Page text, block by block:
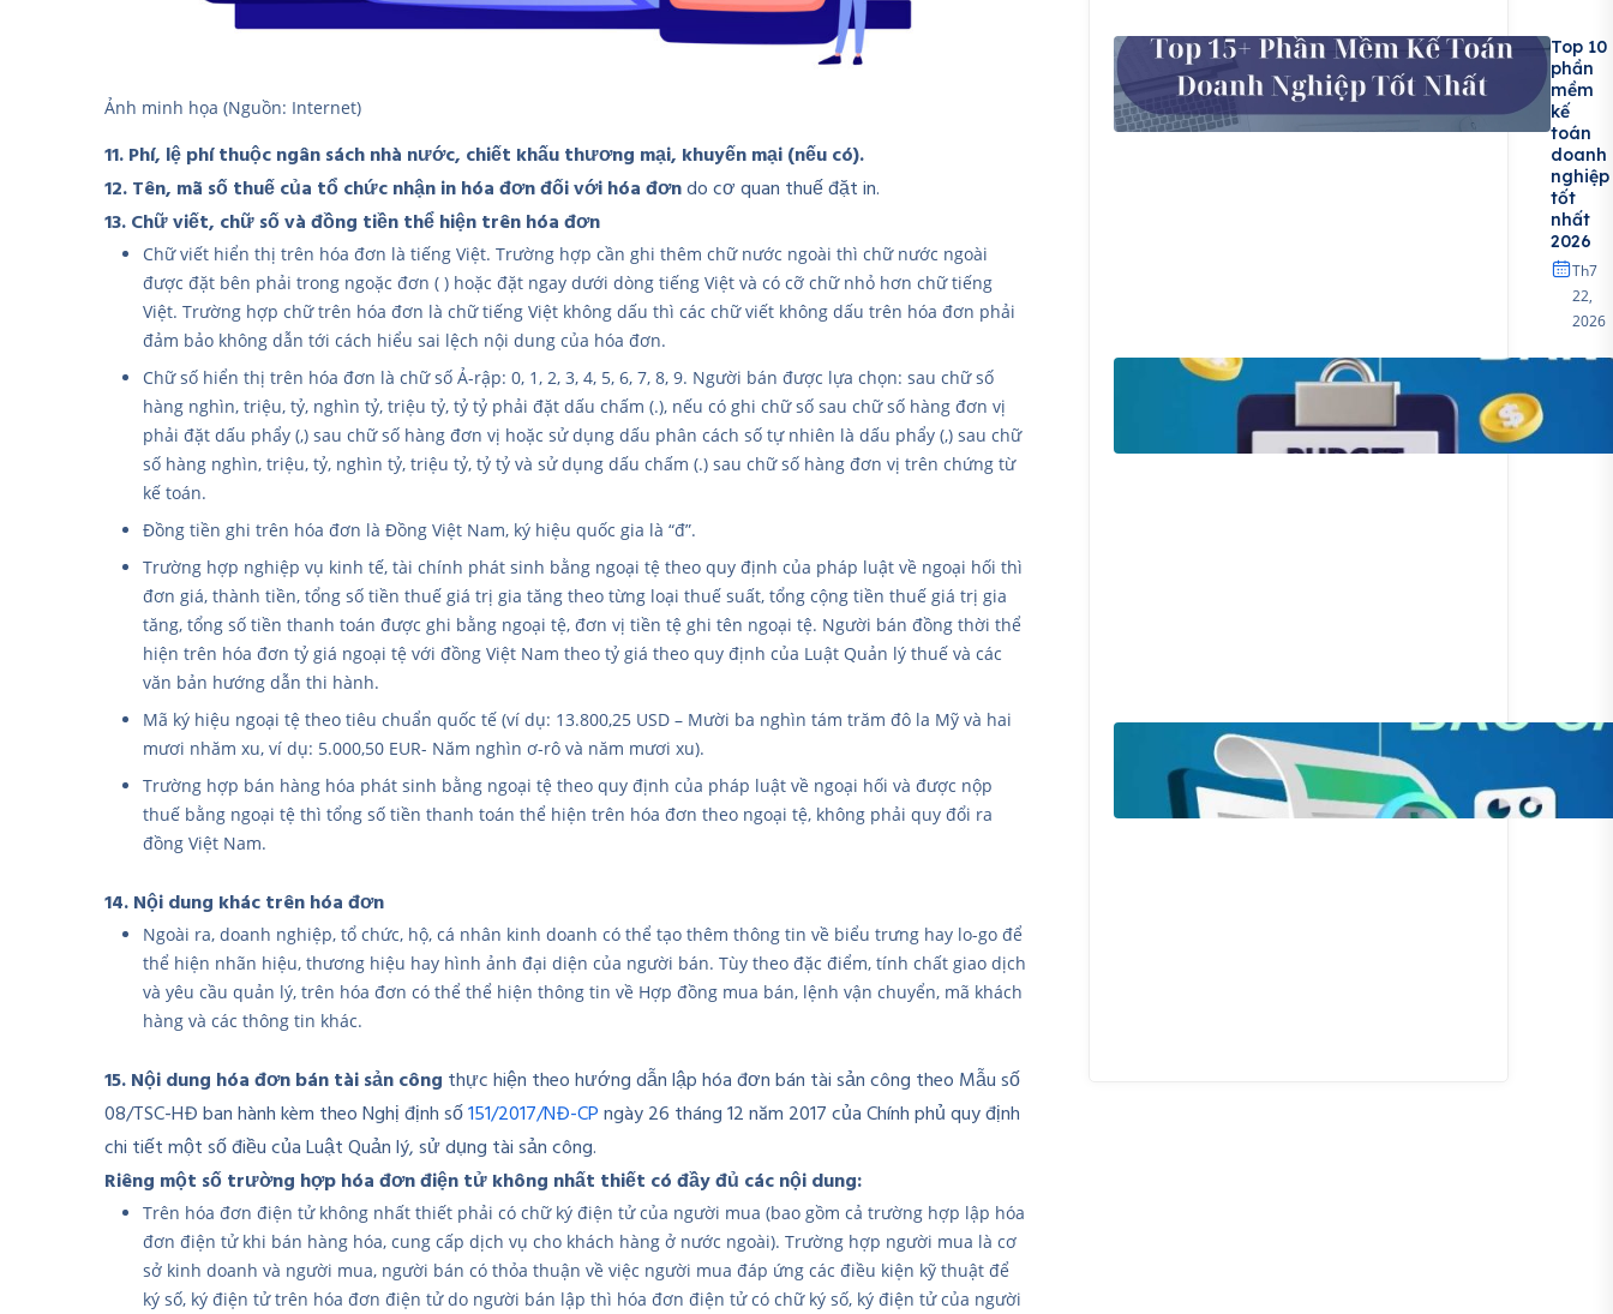
Ảnh minh họa (Nguồn: Internet)
11. Phí, lệ phí thuộc ngân sách nhà nước, chiết khấu thương mại, khuyến mại (nếu có).
12. Tên, mã số thuế của tổ chức nhận in hóa đơn đối với hóa đơndo cơ quan thuế đặt in.
13. Chữ viết, chữ số và đồng tiền thể hiện trên hóa đơn
Chữ viết hiển thị trên hóa đơn là tiếng Việt. Trường hợp cần ghi thêm chữ nước ngoài thì chữ nước ngoài
được đặt bên phải trong ngoặc đơn ( ) hoặc đặt ngay dưới dòng tiếng Việt và có cỡ chữ nhỏ hơn chữ tiếng
Việt. Trường hợp chữ trên hóa đơn là chữ tiếng Việt không dấu thì các chữ viết không dấu trên hóa đơn phải
đảm bảo không dẫn tới cách hiểu sai lệch nội dung của hóa đơn.
Chữ số hiển thị trên hóa đơn là chữ số Ả-rập: 0, 1, 2, 3, 4, 5, 6, 7, 8, 9. Người bán được lựa chọn: sau chữ số
hàng nghìn, triệu, tỷ, nghìn tỷ, triệu tỷ, tỷ tỷ phải đặt dấu chấm (.), nếu có ghi chữ số sau chữ số hàng đơn vị
phải đặt dấu phẩy (,) sau chữ số hàng đơn vị hoặc sử dụng dấu phân cách số tự nhiên là dấu phẩy (,) sau chữ
số hàng nghìn, triệu, tỷ, nghìn tỷ, triệu tỷ, tỷ tỷ và sử dụng dấu chấm (.) sau chữ số hàng đơn vị trên chứng từ
kế toán.
Đồng tiền ghi trên hóa đơn là Đồng Việt Nam, ký hiệu quốc gia là “đ”.
Trường hợp nghiệp vụ kinh tế, tài chính phát sinh bằng ngoại tệ theo quy định của pháp luật về ngoại hối thì
đơn giá, thành tiền, tổng số tiền thuế giá trị gia tăng theo từng loại thuế suất, tổng cộng tiền thuế giá trị gia
tăng, tổng số tiền thanh toán được ghi bằng ngoại tệ, đơn vị tiền tệ ghi tên ngoại tệ. Người bán đồng thời thể
hiện trên hóa đơn tỷ giá ngoại tệ với đồng Việt Nam theo tỷ giá theo quy định của Luật Quản lý thuế và các
văn bản hướng dẫn thi hành.
Mã ký hiệu ngoại tệ theo tiêu chuẩn quốc tế (ví dụ: 13.800,25 USD – Mười ba nghìn tám trăm đô la Mỹ và hai
mươi nhăm xu, ví dụ: 5.000,50 EUR- Năm nghìn ơ-rô và năm mươi xu).
Trường hợp bán hàng hóa phát sinh bằng ngoại tệ theo quy định của pháp luật về ngoại hối và được nộp
thuế bằng ngoại tệ thì tổng số tiền thanh toán thể hiện trên hóa đơn theo ngoại tệ, không phải quy đổi ra
đồng Việt Nam.
14. Nội dung khác trên hóa đơn
Ngoài ra, doanh nghiệp, tổ chức, hộ, cá nhân kinh doanh có thể tạo thêm thông tin về biểu trưng hay lo-go để
thể hiện nhãn hiệu, thương hiệu hay hình ảnh đại diện của người bán. Tùy theo đặc điểm, tính chất giao dịch
và yêu cầu quản lý, trên hóa đơn có thể thể hiện thông tin về Hợp đồng mua bán, lệnh vận chuyển, mã khách
hàng và các thông tin khác.
15. Nội dung hóa đơn bán tài sản công thực hiện theo hướng dẫn lập hóa đơn bán tài sản công theo Mẫu số
08/TSC-HĐ ban hành kèm theo Nghị định số151/2017/NĐ-CPngày 26 tháng 12 năm 2017 của Chính phủ quy định
chi tiết một số điều của Luật Quản lý, sử dụng tài sản công.
Riêng một số trường hợp hóa đơn điện tử không nhất thiết có đầy đủ các nội dung:
Trên hóa đơn điện tử không nhất thiết phải có chữ ký điện tử của người mua (bao gồm cả trường hợp lập hóa
đơn điện tử khi bán hàng hóa, cung cấp dịch vụ cho khách hàng ở nước ngoài). Trường hợp người mua là cơ
sở kinh doanh và người mua, người bán có thỏa thuận về việc người mua đáp ứng các điều kiện kỹ thuật để
ký số, ký điện tử trên hóa đơn điện tử do người bán lập thì hóa đơn điện tử có chữ ký số, ký điện tử của người
Top 10
phần
mềm
kế
toán
doanh
nghiệp
tốt
nhất
2026
Th7
22,
2026